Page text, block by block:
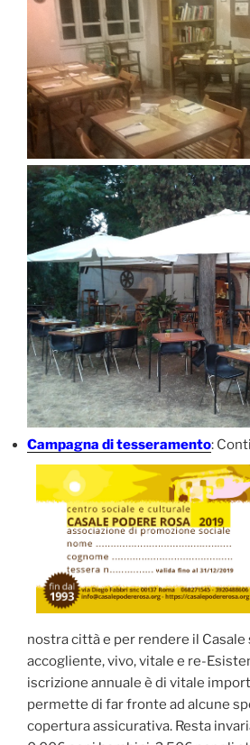
Campagna di tesseramento:
nostra città e per rendere il Casale
accogliente, vivo, vitale e re-
iscrizione annuale è di vitale
permette di far fronte ad alcune
copertura assicurativa. Resta